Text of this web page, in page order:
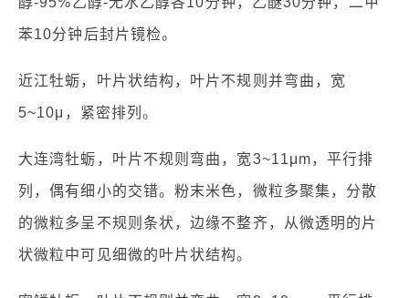
苯10分钟后封片镜检。
近江牡蛎，叶片状结构，叶片不规则并弯曲，宽
5~10μ，紧密排列。
大连湾牡蛎，叶片不规则弯曲，宽3~11μm，平行排
列，偶有细小的交错。粉末米色，微粒多聚集，分散
的微粒多呈不规则条状，边缘不整齐，从微透明的片
状微粒中可见细微的叶片状结构。